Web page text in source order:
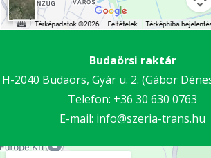
Budaörsi raktár
H-2040 Budaörs, Gyár u. 2. (Gábor
Telefon: +36 30630 0763
E-mail: info@szeria-trans.hu